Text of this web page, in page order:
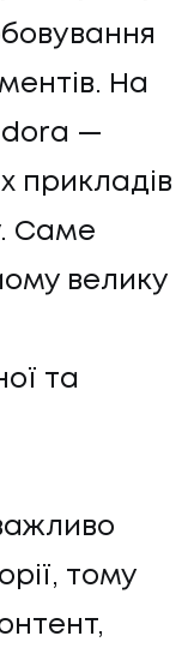
На
—
прикладів
Саме
велику
та
тому